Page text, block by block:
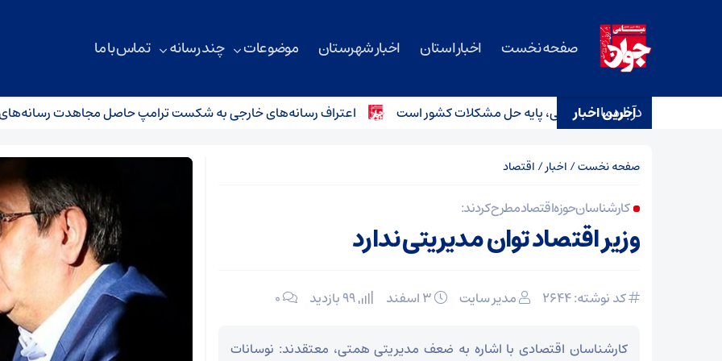
صفحه نخست اخبار استان اخبار شهرستان موضوعات چند رسانه تماس با ما
درباره ما
آخرین اخبار
بی‌منت و مشارکت مردمی، پایه حل مشکلات کشور است اعتراف رسانه‌های خارجی به شکست ترامپ حاصل مجاهدت رسانه‌های
صفحه نخست/ اخبار/ اقتصاد
کارشناسان حوزه اقتصاد مطرح کردند:
وزیر اقتصاد توان مدیریتی ندارد
کد نوشته: 2644 مدیر سایت ۰
کارشناسان اقتصادی با اشاره به ضعف مدیریتی همتی، معتقدند: نوسانات